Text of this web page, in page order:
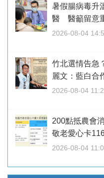
暑假腸病毒升
醫 醫籲留意
2026-08-04
竹北選情告急
麗文：藍白合
2026-08-04
200點抵農會
敬老愛心卡
2026-08-04